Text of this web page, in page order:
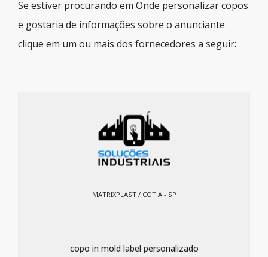
Se estiver procurando em Onde personalizar copos
e gostaria de informações sobre o anunciante
clique em um ou mais dos fornecedores a seguir:
MATRIXPLAST / COTIA - SP
copo in mold label personalizado